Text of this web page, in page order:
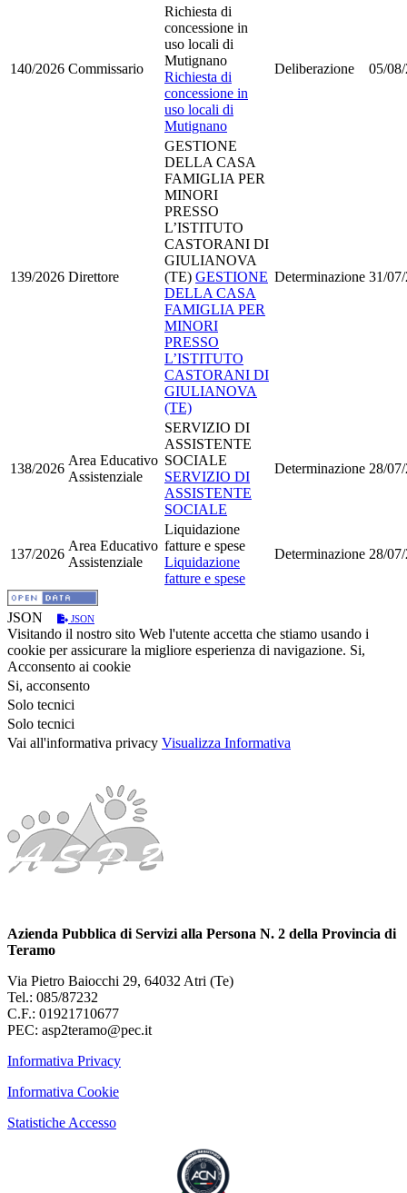
140/2026 Commissario
Richiesta di
concessione in
uso locali di
Mutignano
Richiesta di
concessione in
uso locali di
Mutignano
Deliberazione 05/
139/2026 Direttore
GESTIONE
DELLA CASA
FAMIGLIA PER
MINORI
PRESSO
L’ISTITUTO
CASTORANI DI
GIULIANOVA
(TE) GESTIONE
DELLA CASA
FAMIGLIA PER
MINORI
PRESSO
L’ISTITUTO
CASTORANI DI
GIULIANOVA
(TE)
Determinazione 31/
138/2026
Area Educativo
Assistenziale
SERVIZIO DI
ASSISTENTE
SOCIALE
SERVIZIO DI
ASSISTENTE
SOCIALE
Determinazione 28/
137/2026
Area Educativo
Assistenziale
Liquidazione
fatture e spese
Liquidazione
fatture e spese
Determinazione 28/
JSON JSON
Visitando il nostro sito Web l'utente accetta che stiamo usando i
cookie per assicurare la migliore esperienza di navigazione. Si,
Acconsento ai cookie
Si, acconsento
Solo tecnici
Solo tecnici
Vai all'informativa privacy Visualizza Informativa
Azienda Pubblica di Servizi alla Persona N. 2 della Provincia di
Teramo
Via Pietro Baiocchi 29, 64032 Atri (Te)
Tel.: 085/87232
C.F.: 01921710677
PEC: asp2teramo@pec.it
Informativa Privacy
Informativa Cookie
Statistiche Accesso